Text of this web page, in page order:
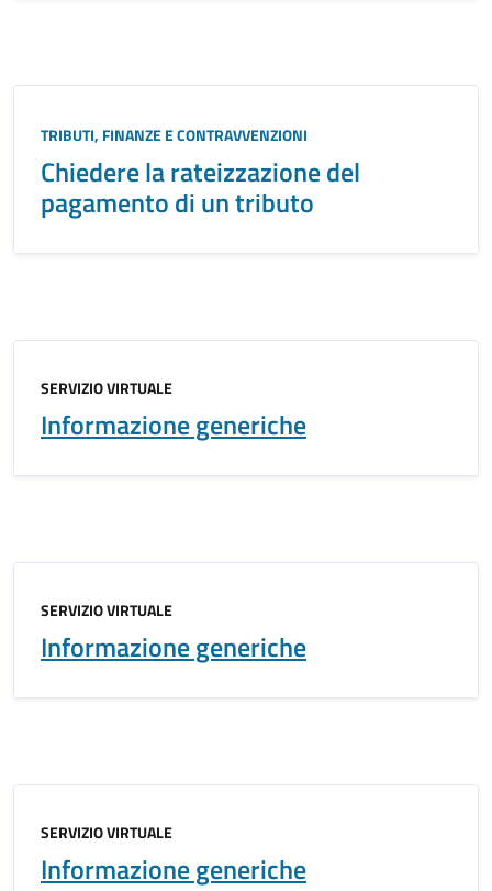
TRIBUTI, FINANZE E CONTRAVVENZIONI
Chiedere la rateizzazione del
pagamento di un tributo
SERVIZIO VIRTUALE
Informazione generiche
SERVIZIO VIRTUALE
Informazione generiche
SERVIZIO VIRTUALE
Informazione generiche